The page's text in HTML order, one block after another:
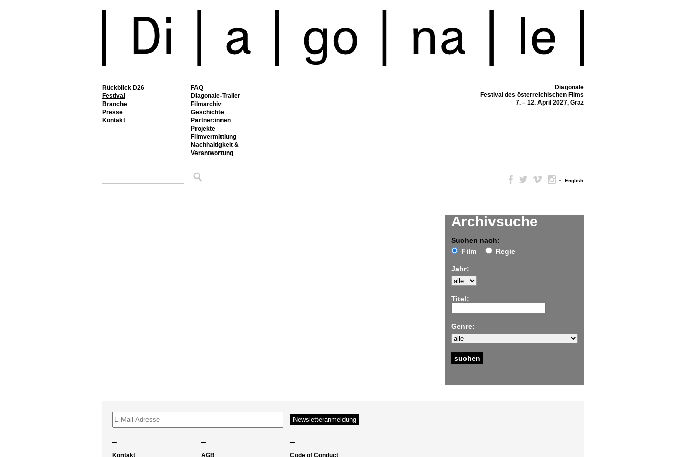
Rückblick D26
Festival
FAQ
Diagonale-Trailer
Filmarchiv
Geschichte
Partner:innen
Projekte
Filmvermittlung
Nachhaltigkeit &
Verantwortung
Branche
Presse
Kontakt
Diagonale
Festival des österreichischen Films
7. – 12. April 2027, Graz
– English
Archivsuche
Suchen nach:
Film
Regie
Jahr:
Titel:
Genre:
– – –
Kontakt AGB Code of Conduct